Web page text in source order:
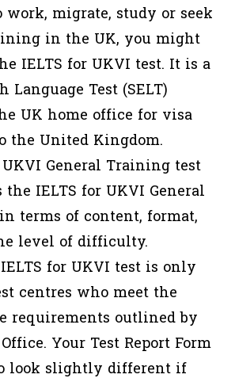
migrate, study or seek
in the UK, you might
IELTS for UKVI test. It is a
Language Test (SELT)
UK home office for visa
the United Kingdom.
General Training test
the IELTS for UKVI General
terms of content, format,
level of difficulty.
for UKVI test is only
centres who meet the
requirements outlined by
Your Test Report Form
look slightly different if